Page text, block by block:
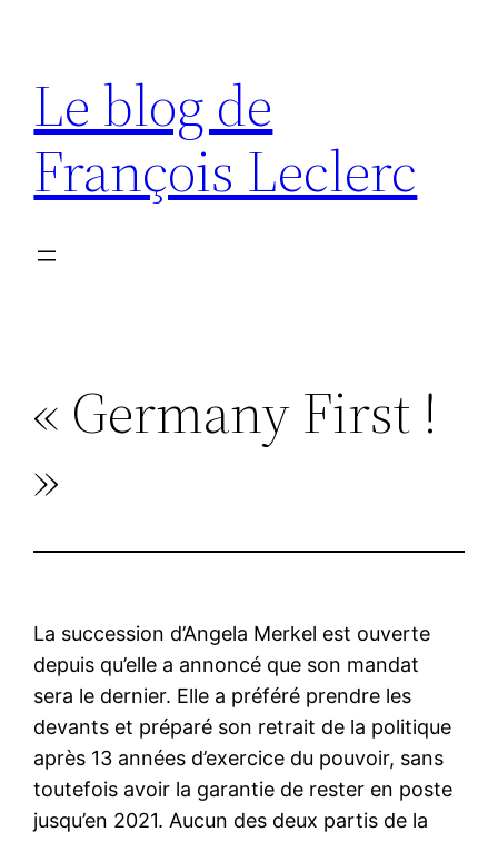
contenu
Le blog de
François Leclerc
« Germany First !
»
La succession d’Angela Merkel est ouverte
depuis qu’elle a annoncé que son mandat
sera le dernier. Elle a préféré prendre les
devants et préparé son retrait de la politique
après 13 années d’exercice du pouvoir, sans
toutefois avoir la garantie de rester en poste
jusqu’en 2021. Aucun des deux partis de la